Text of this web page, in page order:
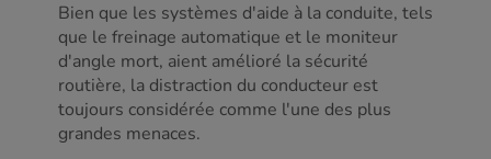
Bien que les systèmes d'aide à la conduite, tels
que le freinage automatique et le moniteur
d'angle mort, aient amélioré la sécurité
routière, la distraction du conducteur est
toujours considérée comme l'une des plus
grandes menaces.